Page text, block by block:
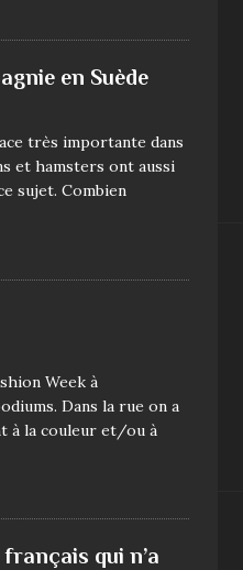
en Suède
très importante dans
et hamsters ont aussi
sujet. Combien
Week à
Dans la rue on a
à la couleur et/ou à
qui n’a